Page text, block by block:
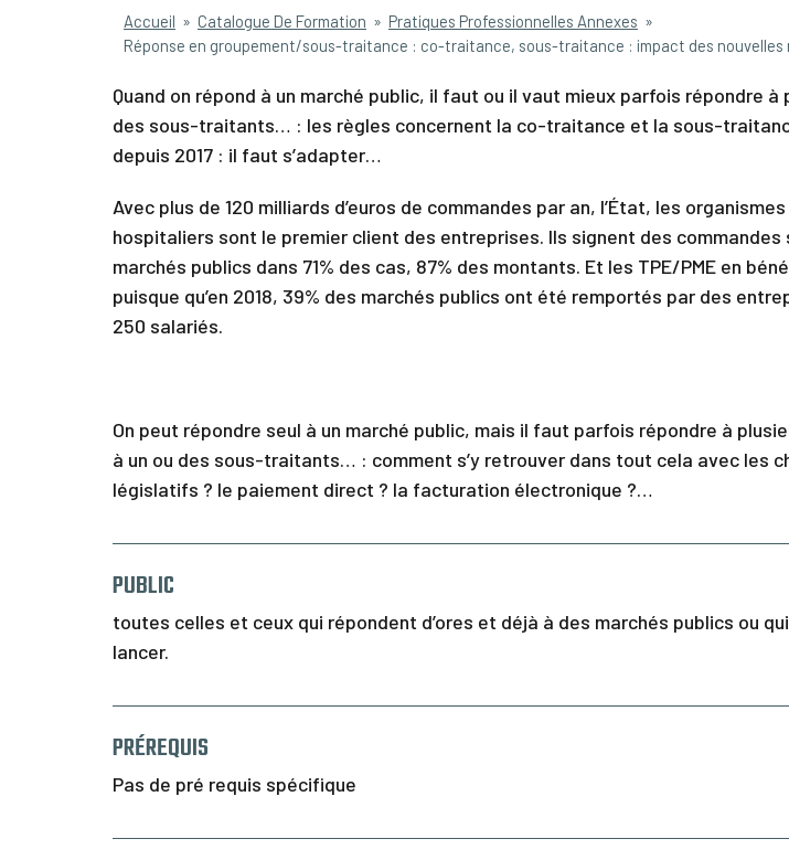
You
are
here
Accueil » Catalogue De Formation » Pratiques Professionnelles Annexes »
Réponse en groupement/sous-traitance : co-traitance, sous-traitance : impact des
Quand on répond à un marché public, il faut ou il vaut mieux parfois répondre à
des sous-traitants… : les règles concernent la co-traitance et la sous-
depuis 2017 : il faut s’adapter…
Avec plus de 120 milliards d’euros de commandes par an, l’État, les
hospitaliers sont le premier client des entreprises. Ils signent des commandes
marchés publics dans 71% des cas, 87% des montants. Et les TPE/PME en
puisque qu’en 2018, 39% des marchés publics ont été remportés par des
250 salariés.
On peut répondre seul à un marché public, mais il faut parfois répondre à
à un ou des sous-traitants… : comment s’y retrouver dans tout cela avec les
législatifs ? le paiement direct ? la facturation électronique ?…
PUBLIC
toutes celles et ceux qui répondent d’ores et déjà à des marchés publics ou
lancer.
PRÉREQUIS
Pas de pré requis spécifique